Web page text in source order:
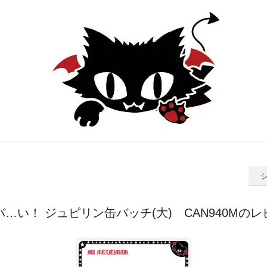
…い！ ジュピリン缶バッチ(大) CAN940Mのレ